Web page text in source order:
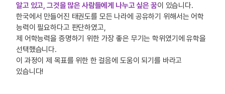
알고 있고, 그것을 많은 사람들에게 나누고 싶은 꿈이 있습니다.
한국에서 만들어진 태권도를 모든 나라에 공유하기 위해서는 어학
능력이 필요하다고 판단하였고,
제 어학능력을 증명하기 위한 가장 좋은 무기는 학위였기에 유학을
선택했습니다.
이 과정이 제 목표를 위한 한 걸음에 도움이 되기를 바라고
있습니다!